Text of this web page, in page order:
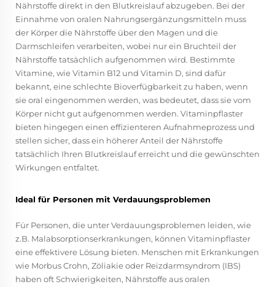
Nährstoffe direkt in den Blutkreislauf abzugeben. Bei der
Einnahme von oralen Nahrungsergänzungsmitteln muss
der Körper die Nährstoffe über den Magen und die
Darmschleifen verarbeiten, wobei nur ein Bruchteil der
Nährstoffe tatsächlich aufgenommen wird. Bestimmte
Vitamine, wie Vitamin B12 und Vitamin D, sind dafür
bekannt, eine schlechte Bioverfügbarkeit zu haben, wenn
sie oral eingenommen werden, was bedeutet, dass sie vom
Körper nicht gut aufgenommen werden. Vitaminpflaster
bieten hingegen einen effizienteren Aufnahmeprozess und
stellen sicher, dass ein höherer Anteil der Nährstoffe
tatsächlich Ihren Blutkreislauf erreicht und die gewünschten
Wirkungen entfaltet.
Ideal für Personen mit Verdauungsproblemen
Für Personen, die unter Verdauungsproblemen leiden, wie
z.B. Malabsorptionserkrankungen, können Vitaminpflaster
eine effektivere Lösung bieten. Menschen mit Erkrankungen
wie Morbus Crohn, Zöliakie oder Reizdarmsyndrom (IBS)
haben oft Schwierigkeiten, Nährstoffe aus oralen